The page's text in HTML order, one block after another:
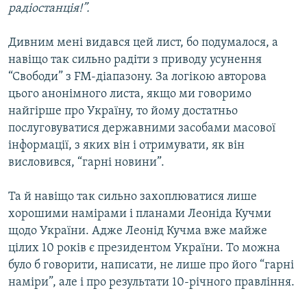
радіостанція!”.
Дивним мені видався цей лист, бо подумалося, а
навіщо так сильно радіти з приводу усунення
“Свободи” з FM-діапазону. За логікою авторова
цього анонімного листа, якщо ми говоримо
найгірше про Україну, то йому достатньо
послуговуватися державними засобами масової
інформації, з яких він і отримувати, як він
висловився, “гарні новини”.
Та й навіщо так сильно захоплюватися лише
хорошими намірами і планами Леоніда Кучми
щодо України. Адже Леонід Кучма вже майже
цілих 10 років є президентом України. То можна
було б говорити, написати, не лише про його “гарні
наміри”, але і про результати 10-річного правління.